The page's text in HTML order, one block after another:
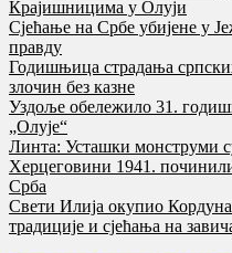
Крајишницима у Олуји
Сјећање на Србе убијене у
правду
Годишњица страдања
злочин без казне
Уздоље обележило 31.
„Олује“
Линта: Усташки монструми
Херцеговини 1941.
Срба
Свети Илија окупио
традиције и сјећања на